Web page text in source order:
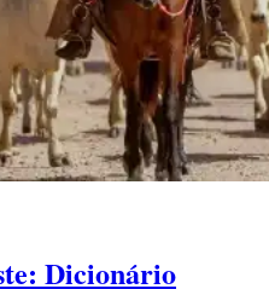
Dicionário